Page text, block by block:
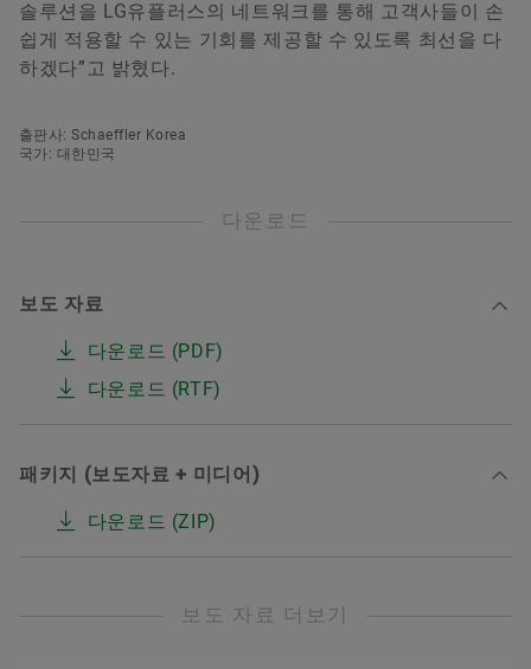
솔루션을 LG유플러스의 네트워크를 통해 고객사들이 손
쉽게 적용할 수 있는 기회를 제공할 수 있도록 최선을 다
하겠다”고 밝혔다.
출판사: Schaeffler Korea
국가: 대한민국
다운로드
보도 자료
다운로드 (PDF)
다운로드 (RTF)
패키지 (보도자료 + 미디어)
다운로드 (ZIP)
보도 자료 더보기